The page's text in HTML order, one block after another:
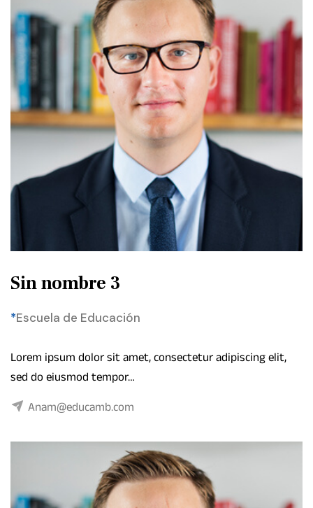
Sin nombre 3
*Escuela de Educación
Lorem ipsum dolor sit amet, consectetur adipiscing elit,
sed do eiusmod tempor…
Anam@educamb.com